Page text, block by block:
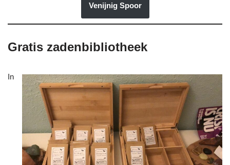
Venijnig Spoor
Gratis zadenbibliotheek
In